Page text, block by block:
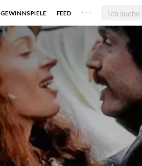
GEWINNSPIELE FEED . . .